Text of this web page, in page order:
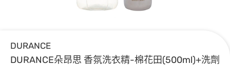
DURANCE
DURANCE朵昂思 香氛洗衣精-棉花田(500ml)+洗劑